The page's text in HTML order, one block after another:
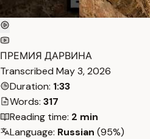
ПРЕМИЯ ДАРВИНА
Transcribed May 3, 2026
Duration: 1:33
Words: 317
Reading time: 2 min
Language: Russian (95%)